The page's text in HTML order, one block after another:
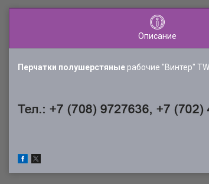
Описание
Перчатки полушерстяные рабочие "Винтер"